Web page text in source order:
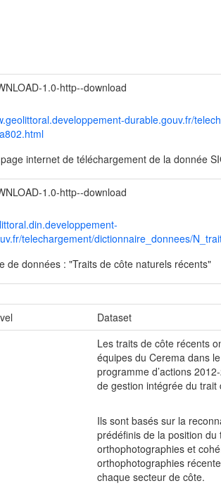
1.0-http--download
durable.gouv.fr/
internet de téléchargement de la donnée
1.0-http--download
telechargement/dictionnaire_donnees/
de données : "Traits de côte naturels récents"
Dataset
Les traits de côte récents
équipes du Cerema dans
programme d’actions
de gestion intégrée du trait
Ils sont basés sur la
prédéfinis de la position
orthophotographies et
orthophotographies
chaque secteur de côte.